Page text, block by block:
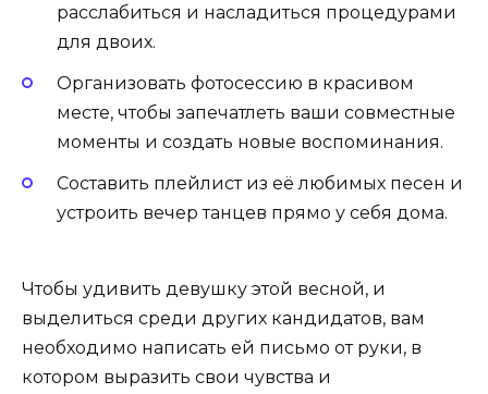
расслабиться и насладиться процедурами
для двоих.​
Организовать фотосессию в красивом
месте, чтобы запечатлеть ваши совместные
моменты и создать новые воспоминания.​
Составить плейлист из её любимых песен и
устроить вечер танцев прямо у себя дома.​
Чтобы удивить девушку этой весной, и
выделиться среди других кандидатов, вам
необходимо написать ей письмо от руки, в
котором выразить свои чувства и